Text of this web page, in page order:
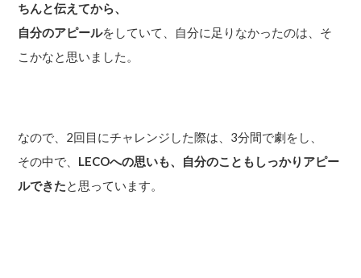
ちんと伝えてから、
自分のアピールをしていて、自分に足りなかったのは、そ
こかなと思いました。
なので、2回目にチャレンジした際は、3分間で劇をし、
その中で、 LECOへの思いも、自分のこともしっかりアピー
ルできたと思っています。